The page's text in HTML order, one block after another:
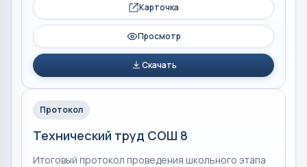
Карточка
Просмотр
Скачать
Протокол
Технический труд СОШ 8
Итоговый протокол проведения школьного этапа